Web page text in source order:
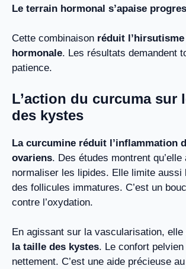
Le terrain hormonal s’apaise
Cette combinaison réduit l’hirsutisme
hormonale. Les résultats demandent
patience.
L’action du curcuma sur
des kystes
La curcumine réduit l’inflammation
ovariens. Des études montrent qu’elle
normaliser les lipides. Elle limite aussi
des follicules immatures. C’est un
contre l’oxydation.
En agissant sur la vascularisation, elle
la taille des kystes. Le confort pelvien
nettement. C’est une aide précieuse